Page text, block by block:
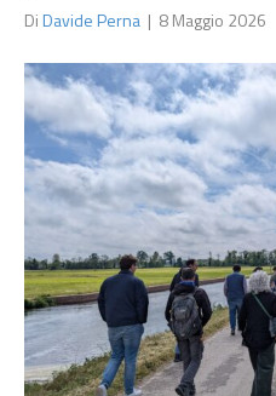
DiDavide Perna | 8 Maggio 2026